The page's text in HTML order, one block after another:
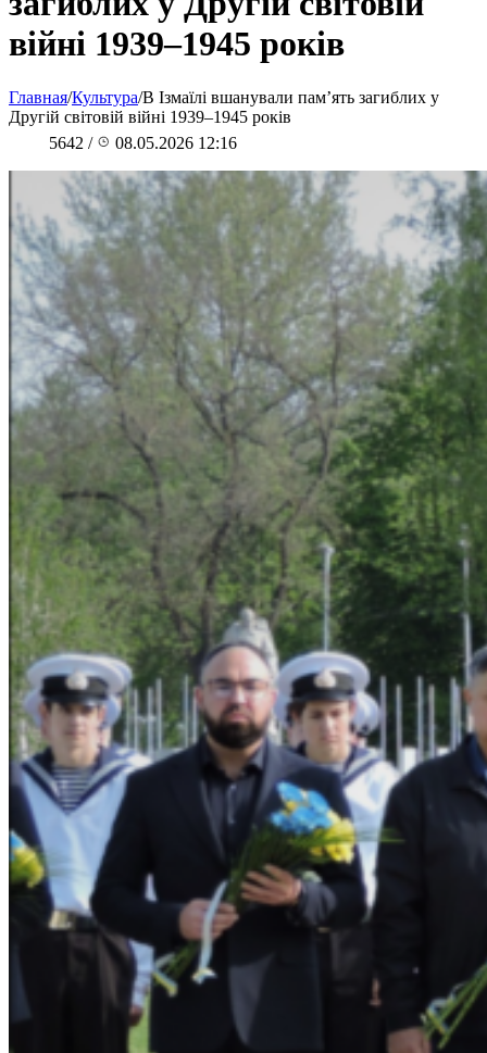
війні 1939–1945 років
Главная/Культура/В Ізмаїлі вшанували пам’ять загиблих у
Другій світовій війні 1939–1945 років
5642 / 08.05.2026 12:16